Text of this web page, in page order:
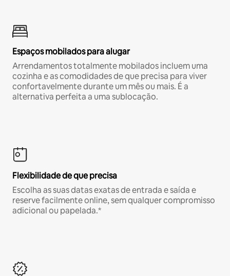
Espaços mobilados para alugar
Arrendamentos totalmente mobilados incluem uma
cozinha e as comodidades de que precisa para viver
confortavelmente durante um mês ou mais. É a
alternativa perfeita a uma sublocação.
Flexibilidade de que precisa
Escolha as suas datas exatas de entrada e saída e
reserve facilmente online, sem qualquer compromisso
adicional ou papelada.*